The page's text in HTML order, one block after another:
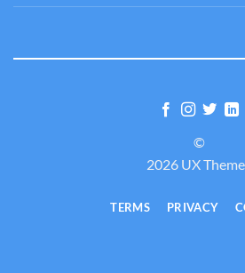
©
2026 UX
TERMS PRIVACY